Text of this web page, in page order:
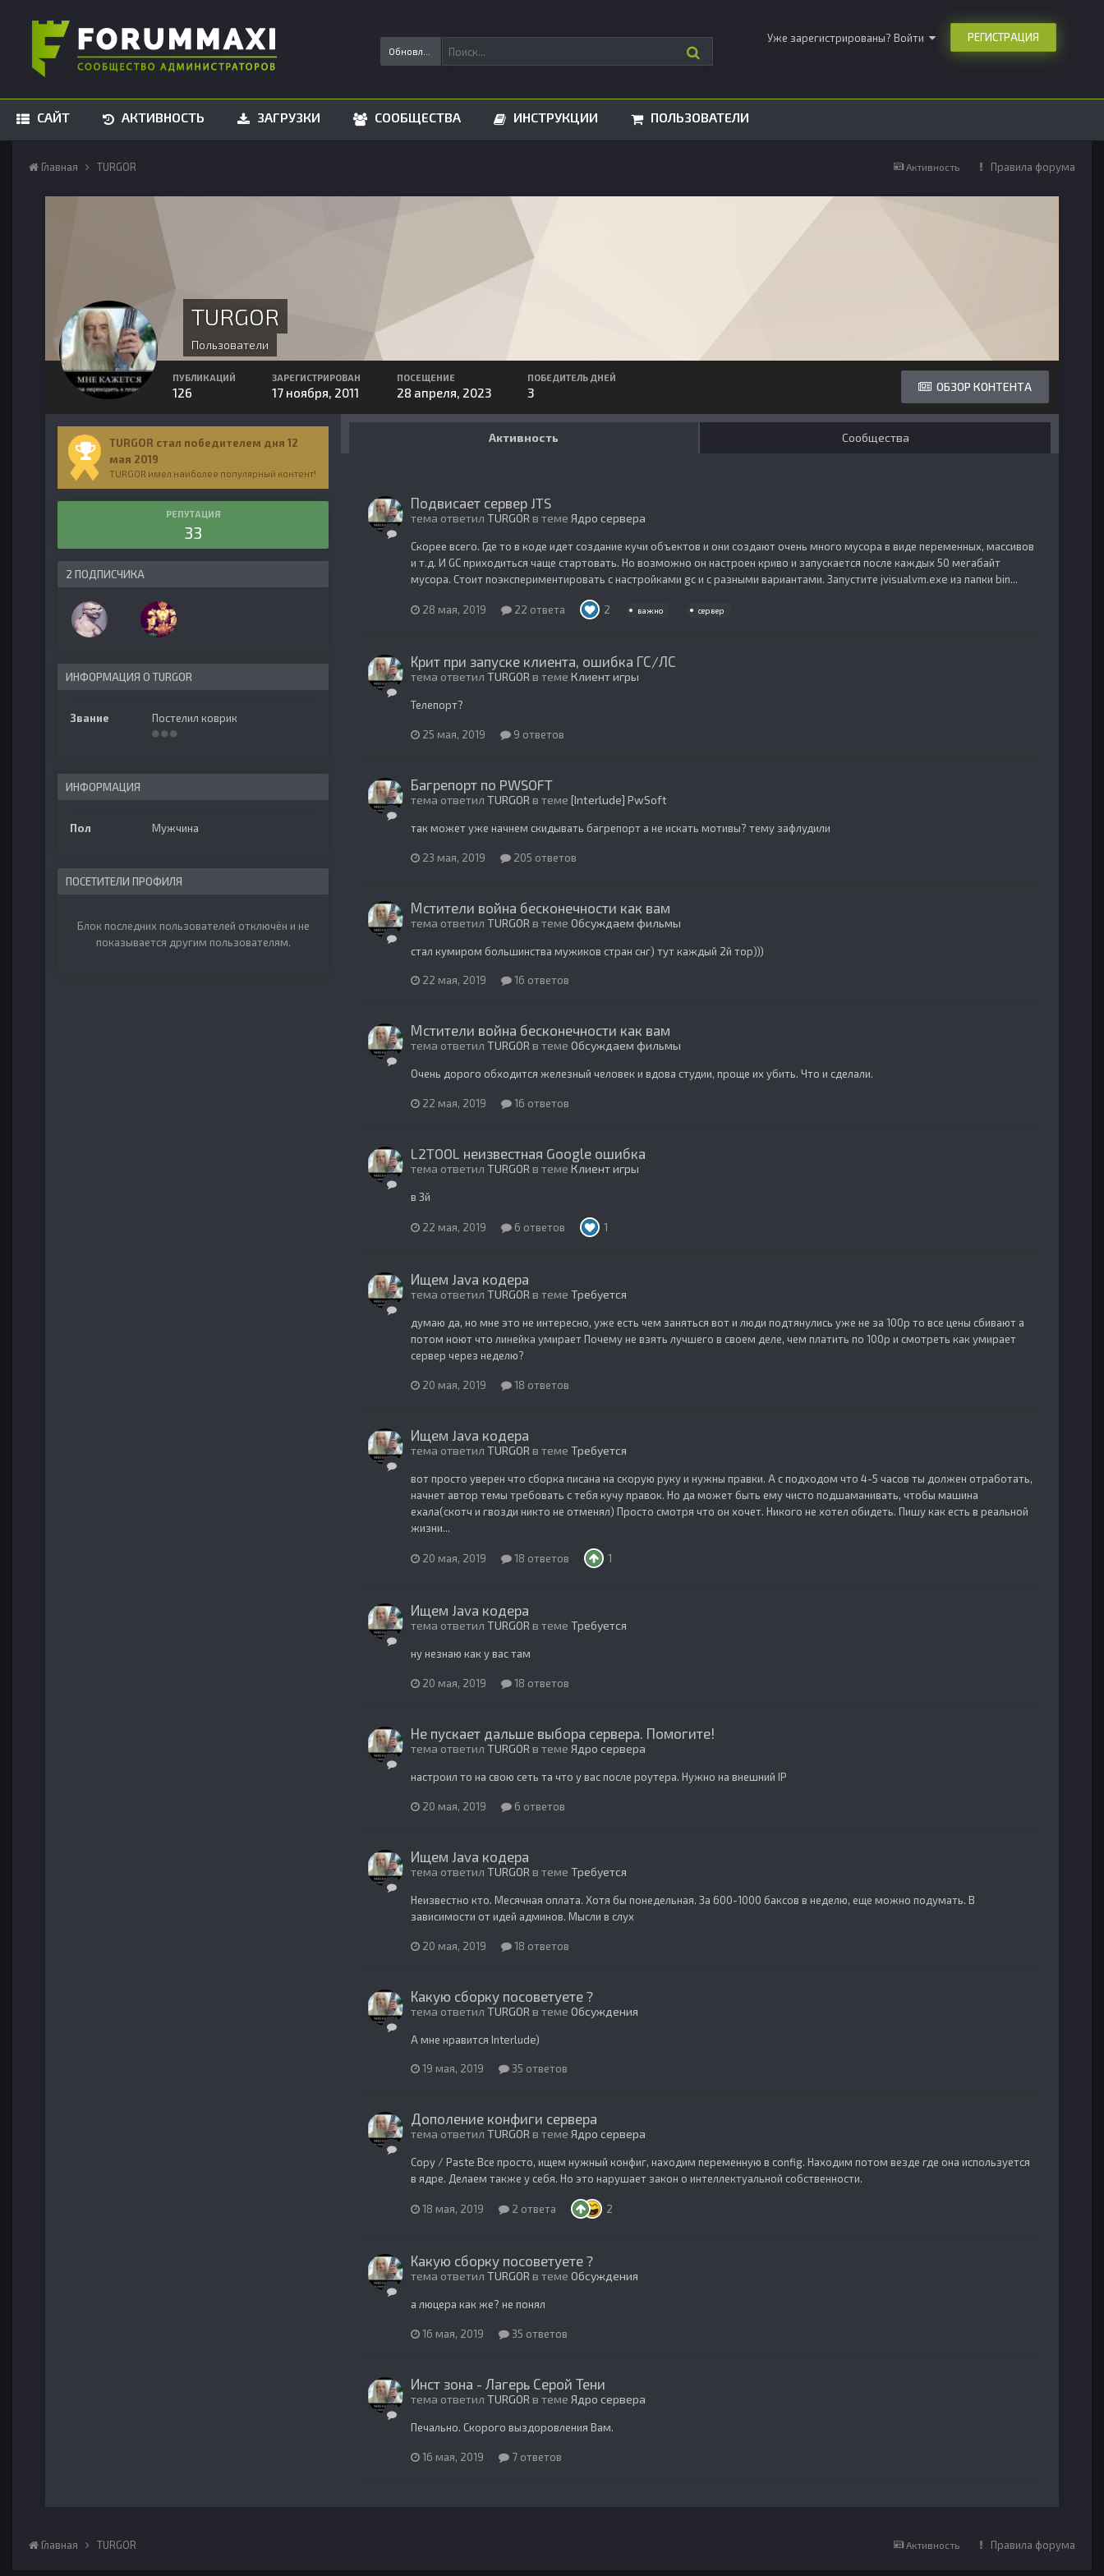
Уже зарегистрированы? Войти РЕГИСТРАЦИЯ
САЙТ АКТИВНОСТЬ ЗАГРУЗКИ СООБЩЕСТВА ИНСТРУКЦИИ ПОЛЬЗОВАТЕЛИ
Активность Правила форума
Главная TURGOR
TURGOR
Пользователи
ОБЗОР КОНТЕНТА
ПУБЛИКАЦИЙ
126
ЗАРЕГИСТРИРОВАН
17 ноября, 2011
ПОСЕЩЕНИЕ
28 апреля, 2023
ПОБЕДИТЕЛЬ ДНЕЙ
3
TURGOR стал победителем дня 12
мая 2019
TURGOR имел наиболее популярный контент!
РЕПУТАЦИЯ
33
2 ПОДПИСЧИКА
ИНФОРМАЦИЯ О TURGOR
Звание Постелил коврик
ИНФОРМАЦИЯ
Пол Мужчина
ПОСЕТИТЕЛИ ПРОФИЛЯ
Блок последних пользователей отключён и не
показывается другим пользователям.
Активность Сообщества
Подвисает сервер JTS
тема ответил TURGOR в теме Ядро сервера
Скорее всего. Где то в коде идет создание кучи объектов и они создают очень много мусора в виде переменных, массивов
и т.д. И GC приходиться чаще стартовать. Но возможно он настроен криво и запускается после каждых 50 мегабайт
мусора. Стоит поэкспериментировать с настройками gc и с разными вариантами. Запустите jvisualvm.exe из папки bin...
28 мая, 2019 22 ответа 2 важно сервер
Крит при запуске клиента, ошибка ГС/ЛС
тема ответил TURGOR в теме Клиент игры
Телепорт?
25 мая, 2019 9 ответов
Багрепорт по PWSOFT
тема ответил TURGOR в теме [Interlude] PwSoft
так может уже начнем скидывать багрепорт а не искать мотивы? тему зафлудили
23 мая, 2019 205 ответов
Мстители война бесконечности как вам
тема ответил TURGOR в теме Обсуждаем фильмы
стал кумиром большинства мужиков стран снг) тут каждый 2й тор)))
22 мая, 2019 16 ответов
Мстители война бесконечности как вам
тема ответил TURGORв теме Обсуждаем фильмы
Очень дорого обходится железный человек и вдова студии, проще их убить. Что и сделали.
22 мая, 2019 16 ответов
L2TOOL неизвестная Google ошибка
тема ответил TURGOR в теме Клиент игры
в 3й
22 мая, 2019 6 ответов 1
Ищем Java кодера
тема ответил TURGOR в теме Требуется
думаю да, но мне это не интересно, уже есть чем заняться вот и люди подтянулись уже не за 100р то все цены сбивают а
потом ноют что линейка умирает Почему не взять лучшего в своем деле, чем платить по 100р и смотреть как умирает
сервер через неделю?
20 мая, 2019 18 ответов
Ищем Java кодера
тема ответил TURGOR в теме Требуется
вот просто уверен что сборка писана на скорую руку и нужны правки. А с подходом что 4-5 часов ты должен отработать,
начнет автор темы требовать с тебя кучу правок. Но да может быть ему чисто подшаманивать, чтобы машина
ехала(скотч и гвозди никто не отменял) Просто смотря что он хочет. Никого не хотел обидеть. Пишу как есть в реальной
жизни...
20 мая, 2019 18 ответов 1
Ищем Java кодера
тема ответил TURGOR в теме Требуется
ну незнаю как у вас там
20 мая, 2019 18 ответов
Не пускает дальше выбора сервера. Помогите!
тема ответил TURGOR в теме Ядро сервера
настроил то на свою сеть та что у вас после роутера. Нужно на внешний IP
20 мая, 2019 6 ответов
Ищем Java кодера
тема ответил TURGOR в теме Требуется
Неизвестно кто. Месячная оплата. Хотя бы понедельная. За 600-1000 баксов в неделю, еще можно подумать. В
зависимости от идей админов. Мысли в слух
20 мая, 2019 18 ответов
Какую сборку посоветуете ?
тема ответил TURGOR в теме Обсуждения
А мне нравится Interlude)
19 мая, 2019 35 ответов
Дополение конфиги сервера
тема ответил TURGORв теме Ядро сервера
Copy / Paste Все просто, ищем нужный конфиг, находим переменную в config. Находим потом везде где она используется
в ядре. Делаем также у себя. Но это нарушает закон о интеллектуальной собственности.
18 мая, 2019 2 ответа 2
Какую сборку посоветуете ?
тема ответил TURGORв теме Обсуждения
а люцера как же? не понял
16 мая, 2019 35 ответов
Инст зона - Лагерь Серой Тени
тема ответил TURGOR в теме Ядро сервера
Печально. Скорого выздоровления Вам.
16 мая, 2019 7 ответов
Активность Правила форума
Главная TURGOR